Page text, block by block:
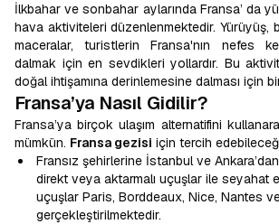
İlkbahar ve sonbahar aylarında Fransa’ da
hava aktiviteleri düzenlenmektedir. Yürüyüş,
maceralar, turistlerin Fransa'nın nefes
dalmak için en sevdikleri yollardır. Bu
doğal ihtişamına derinlemesine dalması için
Fransa’ya Nasıl Gidilir?
Fransa’ya birçok ulaşım alternatifini
mümkün. Fransa gezisi için tercih
Fransız şehirlerine İstanbul ve
direkt veya aktarmalı uçuşlar ile seyahat
uçuşlar Paris, Borddeaux, Nice, Nantes
gerçekleştirilmektedir.